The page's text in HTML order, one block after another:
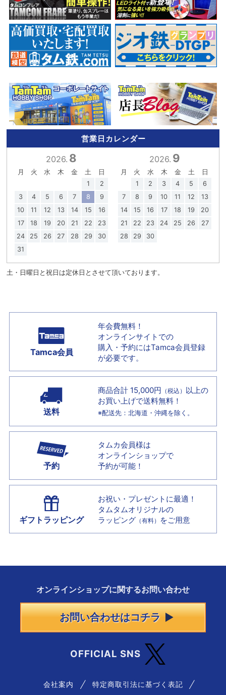
営業日カレンダー
2026. 8
月 火 水 木 金 土
日
1
2
3
4 5 6 7 8
9
10
11 12 13 14 15
16
17
18 19 20 21 22
23
24
25 26 27 28 29
30
31
2026. 9
月 火 水 木 金 土
日
1
2 3 4 5
6
7
8 9 10 11 12
13
14
15 16 17 18 19
20
21
22 23 24 25 26
27
28
29 30
土・日曜日と祝日は定休日とさせて頂いております。
Tamca会員
年会費無料！
オンラインサイトでの
購入・予約にはTamca会員登録
が必要です。
送料
商品合計 15,000円 （税込） 以上の
お買い上げで送料無料！
※配送先：北海道・沖縄を除く。
予約
タムカ会員様は
オンラインショップで
予約が可能！
ギフトラッピング
お祝い・プレゼントに最適！
タムタムオリジナルの
ラッピング （有料） をご用意
オンラインショップに関するお問い合わせ
お問い合わせはコチラ
OFFICIAL SNS
会社案内 特定商取引法に基づく表記